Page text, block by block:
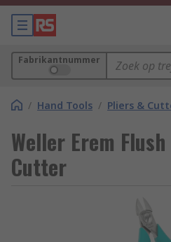
Fabrikantnummer
/ Hand Tools / Pliers &
Weller Erem Flush
Cutter